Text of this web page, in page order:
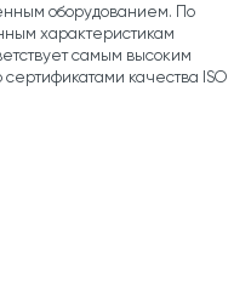
оборудованием. По
характеристикам
самым высоким
качества ISO